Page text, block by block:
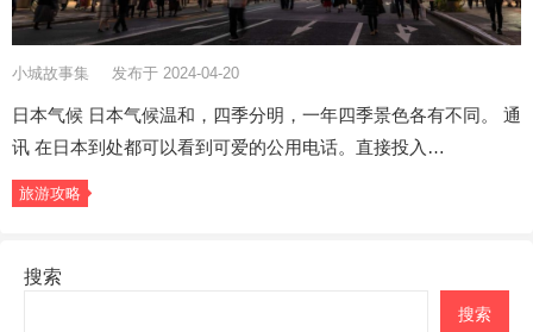
小城故事集 发布于 2024-04-20
日本气候 日本气候温和，四季分明，一年四季景色各有不同。 通
讯 在日本到处都可以看到可爱的公用电话。直接投入…
旅游攻略
搜索
搜索